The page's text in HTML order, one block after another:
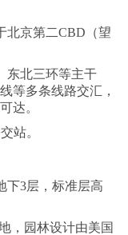
北京第二CBD（望
东北三环等主干
等多条线路交汇，
达。
站。
下3层，标准层高
，园林设计由美国